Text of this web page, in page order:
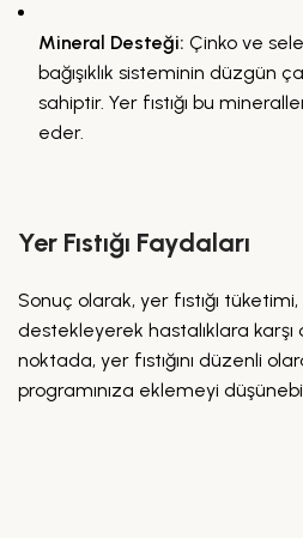
Mineral Desteği: Çinko ve
bağışıklık sisteminin düzgün
sahiptir. Yer fıstığı bu
eder.
Yer Fıstığı Faydaları
Sonuç olarak, yer fıstığı tüketimi,
destekleyerek hastalıklara karşı
noktada, yer fıstığını düzenli
programınıza eklemeyi